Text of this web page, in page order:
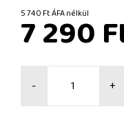
5 740 Ft ÁFA nélkül
7 290
- +